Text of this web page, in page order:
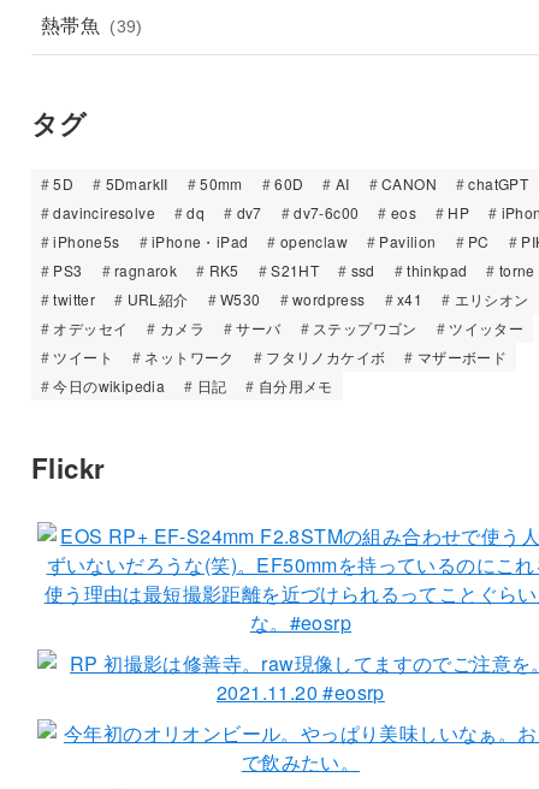
熱帯魚 (39)
タグ
5D 5DmarkII 50mm 60D AI CANON
chatGPT
davinciresolve
dq dv7 dv7-6c00 eos HP
iPhone5s
iPhone・iPad openclaw Pavilion PC
PS3
ragnarok RK5 S21HT ssd thinkpad
torne
twitter
URL紹介 W530 wordpress x41
エリシオン
オデッセイ
カメラ サーバ ステップワゴン
ツイッター
ツイート
ネットワーク フタリノカケイボ
マザーボード
今日のwikipedia
日記 自分用メモ
Flickr